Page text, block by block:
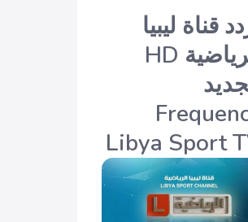
قناة ليبيا
الرياضية HD
Libya Sport